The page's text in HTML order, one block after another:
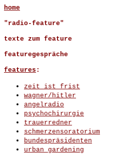
home
"radio-feature"
texte zum feature
featuregespräche
features :
zeit ist frist
wagner/hitler
angelradio
psychochirurgie
trauerredner
schmerzensoratorium
bundespräsidenten
urban gardening